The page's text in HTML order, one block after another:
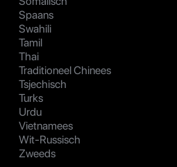
Spaans
Swahili
Tamil
Thai
Traditioneel Chinees
Tsjechisch
Turks
Urdu
Vietnamees
Wit-Russisch
Zweeds